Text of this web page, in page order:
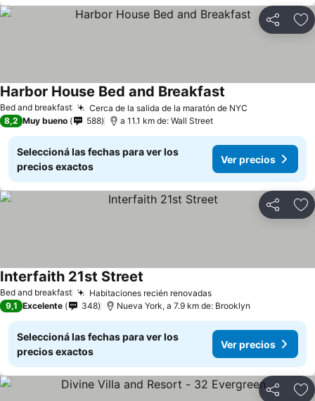
Compartir
Bed and breakfast Cerca de la salida de la maratón de NYC
Harbor House Bed and Breakfast
8,2 Muy bueno 588 a 11.1 km de: Wall Street
Seleccioná las fechas para ver los
precios exactos
Ver precios
Compartir
Bed and breakfast Habitaciones recién renovadas
Interfaith 21st Street
9,1 Excelente 348 Nueva York, a 7.9 km de: Brooklyn
Seleccioná las fechas para ver los
precios exactos
Ver precios
Compartir